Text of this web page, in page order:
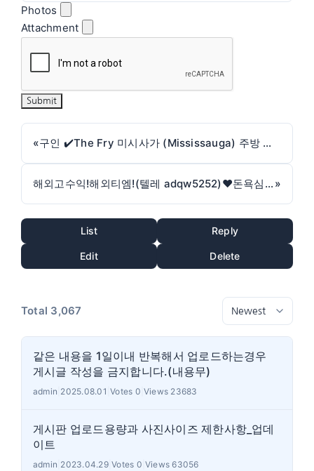
Photos
Attachment
« 구인 ✔️The Fry 미시사가 (Mississauga) 주방 스태프 구인✔️
해외고수익!해외티엠!(텔레 adqw5252)❤️돈욕심많은분 우선! 해외일자리 해외구인구직 해외취업 »
List Reply
Edit Delete
Total 3,067
같은 내용을 1일이내 반복해서 업로드하는경우
게시글 작성을 금지합니다.(내용무)
admin 2025.08.01 |Votes 0 |Views 23683
게시판 업로드용량과 사진사이즈 제한사항_업데
이트
admin 2023.04.29|Votes 0 |Views 63056